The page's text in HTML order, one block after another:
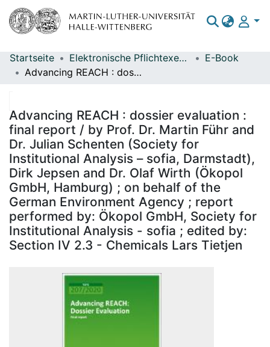
Bereiche & Sammlungen
Statistiken
Startseite Elektronische Pflichtexemplare
E-Book
Advancing REACH : dossier evaluation : final report / by Prof. Dr. Martin Führ and Dr. Julian Schenten (Society for Institutional Analysis – sofia, Darmstadt), Dirk Jepsen and Dr. Olaf Wirth (Ökopol GmbH, Hamburg) ; on behalf of the German Environment Agency ; report performed by: Ökopol GmbH, Society for Institutional Analysis - sofia ; edited by: Section IV 2.3 - Chemicals Lars Tietjen
Advancing REACH : dossier evaluation :
final report / by Prof. Dr. Martin Führ and
Dr. Julian Schenten (Society for
Institutional Analysis – sofia, Darmstadt),
Dirk Jepsen and Dr. Olaf Wirth (Ökopol
GmbH, Hamburg) ; on behalf of the
German Environment Agency ; report
performed by: Ökopol GmbH, Society for
Institutional Analysis - sofia ; edited by:
Section IV 2.3 - Chemicals Lars Tietjen